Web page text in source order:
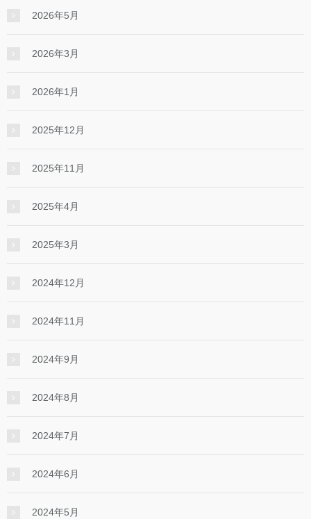
2026年5月
2026年3月
2026年1月
2025年12月
2025年11月
2025年4月
2025年3月
2024年12月
2024年11月
2024年9月
2024年8月
2024年7月
2024年6月
2024年5月